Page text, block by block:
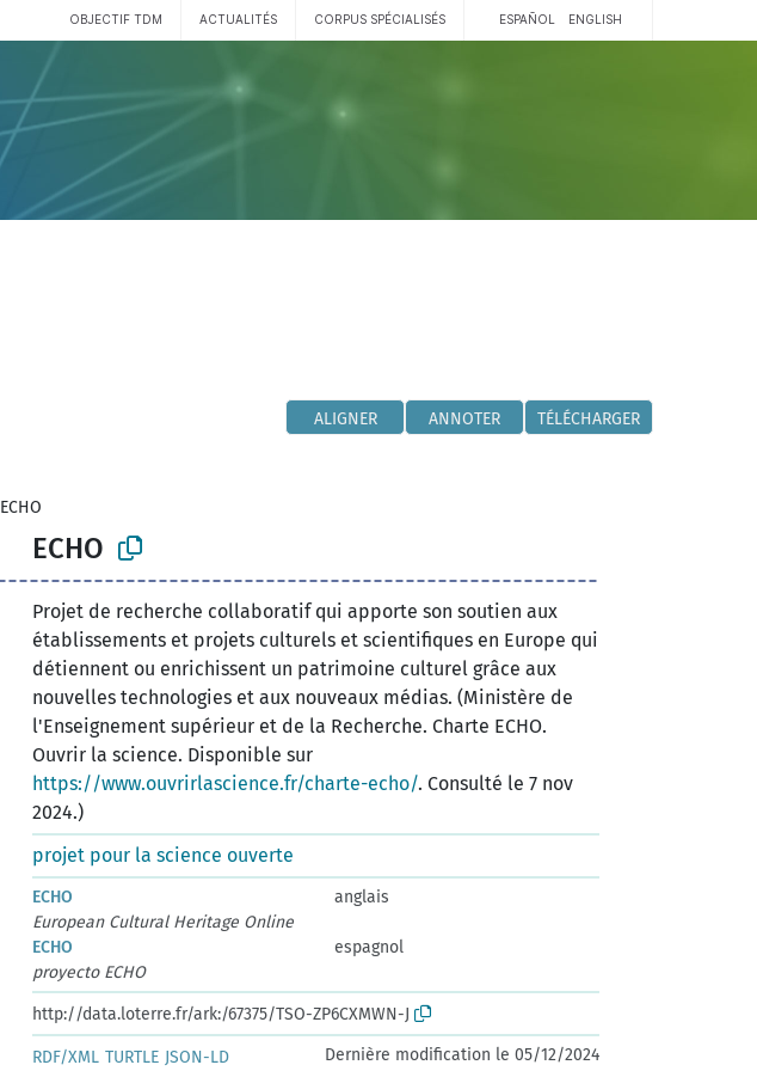
OBJECTIF TDM ACTUALITÉS CORPUS SPÉCIALISÉS ESPAÑOL ENGLISH
ALIGNER ANNOTER TÉLÉCHARGER
ECHO
ECHO
Projet de recherche collaboratif qui apporte son soutien aux
établissements et projets culturels et scientifiques en Europe qui
détiennent ou enrichissent un patrimoine culturel grâce aux
nouvelles technologies et aux nouveaux médias. (Ministère de
l'Enseignement supérieur et de la Recherche. Charte ECHO.
Ouvrir la science. Disponible sur
https://www.ouvrirlascience.fr/charte-echo/. Consulté le 7 nov
2024.)
projet pour la science ouverte
ECHO
anglais
European Cultural Heritage Online
ECHO
espagnol
proyecto ECHO
http://data.loterre.fr/ark:/67375/TSO-ZP6CXMWN-J
RDF/XML TURTLE JSON-LD Dernière modification le 05/12/2024